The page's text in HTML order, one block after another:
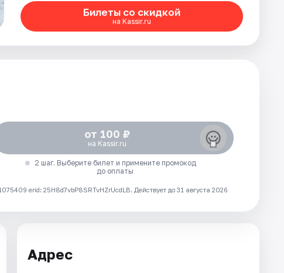
Билеты со скидкой
на Kassir.ru
от 100 ₽
на Kassir.ru
2 шаг. Выберите билет и примените промокод
до оплаты
erid: 25H8d7vbP8SRTvHZrUcdLB. Действует до 31 августа 2026
Адрес